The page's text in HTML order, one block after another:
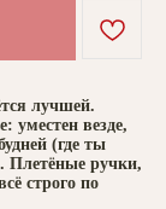
лучшей.
уместен везде,
(где ты
Плетёные ручки,
строго по